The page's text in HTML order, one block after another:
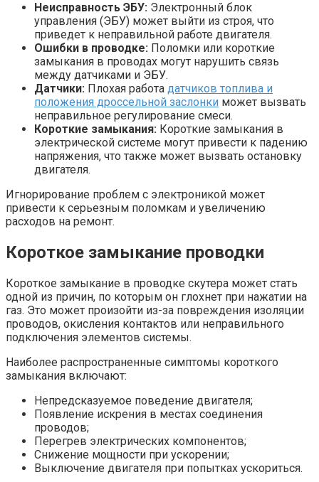
Неисправность ЭБУ: Электронный блок
управления (ЭБУ) может выйти из строя, что
приведет к неправильной работе двигателя.
Ошибки в проводке: Поломки или короткие
замыкания в проводах могут нарушить связь
между датчиками и ЭБУ.
Датчики: Плохая работа датчиков топлива и
положения дроссельной заслонки может вызвать
неправильное регулирование смеси.
Короткие замыкания: Короткие замыкания в
электрической системе могут привести к падению
напряжения, что также может вызвать остановку
двигателя.
Игнорирование проблем с электроникой может
привести к серьезным поломкам и увеличению
расходов на ремонт.
Короткое замыкание проводки
Короткое замыкание в проводке скутера может стать
одной из причин, по которым он глохнет при нажатии на
газ. Это может произойти из-за повреждения изоляции
проводов, окисления контактов или неправильного
подключения элементов системы.
Наиболее распространенные симптомы короткого
замыкания включают:
Непредсказуемое поведение двигателя;
Появление искрения в местах соединения
проводов;
Перегрев электрических компонентов;
Снижение мощности при ускорении;
Выключение двигателя при попытках ускориться.